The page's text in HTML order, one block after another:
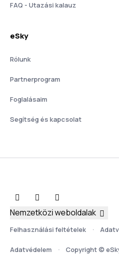
FAQ - Utazási kalauz
eSky
Rólunk
Partnerprogram
Foglalásaim
Segítség és kapcsolat
Felhasználási feltételek
Adatvédelem Copyright ©
Nemzetközi weboldalak